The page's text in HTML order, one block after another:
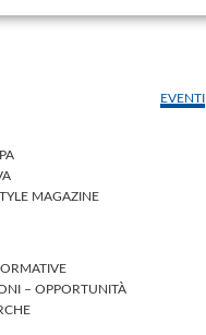
MAGAZINE
EVENTI
– OPPORTUNITÀ